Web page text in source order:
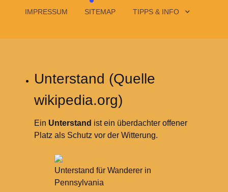
IMPRESSUM SITEMAP TIPPS & INFO
Unterstand (Quelle
wikipedia.org)
Ein Unterstand ist ein überdachter offener
Platz als Schutz vor der Witterung.
Unterstand für Wanderer in
Pennsylvania